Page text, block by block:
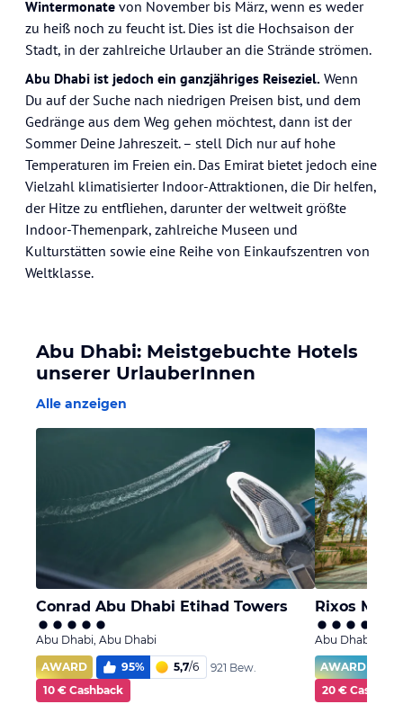
Wintermonate von November bis März, wenn es weder
zu heiß noch zu feucht ist. Dies ist die Hochsaison der
Stadt, in der zahlreiche Urlauber an die Strände strömen.
Abu Dhabi ist jedoch ein ganzjähriges Reiseziel. Wenn
Du auf der Suche nach niedrigen Preisen bist, und dem
Gedränge aus dem Weg gehen möchtest, dann ist der
Sommer Deine Jahreszeit. – stell Dich nur auf hohe
Temperaturen im Freien ein. Das Emirat bietet jedoch eine
Vielzahl klimatisierter Indoor-Attraktionen, die Dir helfen,
der Hitze zu entfliehen, darunter der weltweit größte
Indoor-Themenpark, zahlreiche Museen und
Kulturstätten sowie eine Reihe von Einkaufszentren von
Weltklasse.
Abu Dhabi: Meistgebuchte Hotels
unserer UrlauberInnen
Alle anzeigen
Conrad Abu Dhabi Etihad Towers
Abu Dhabi, Abu Dhabi
AWARD
95% 5,7/6
921 Bew.
10 € Cashback
Rixos
Abu Dhabi, Abu
AWARD
20 € Cashback